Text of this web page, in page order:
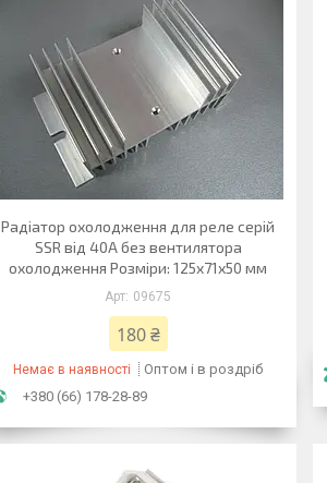
Радіатор охолодження для реле серій
SSR від 40A без вентилятора
охолодження Розміри: 125х71х50 мм
09675
180 ₴
Немає в наявності
Оптом і в роздріб
+380 (66) 178-28-89